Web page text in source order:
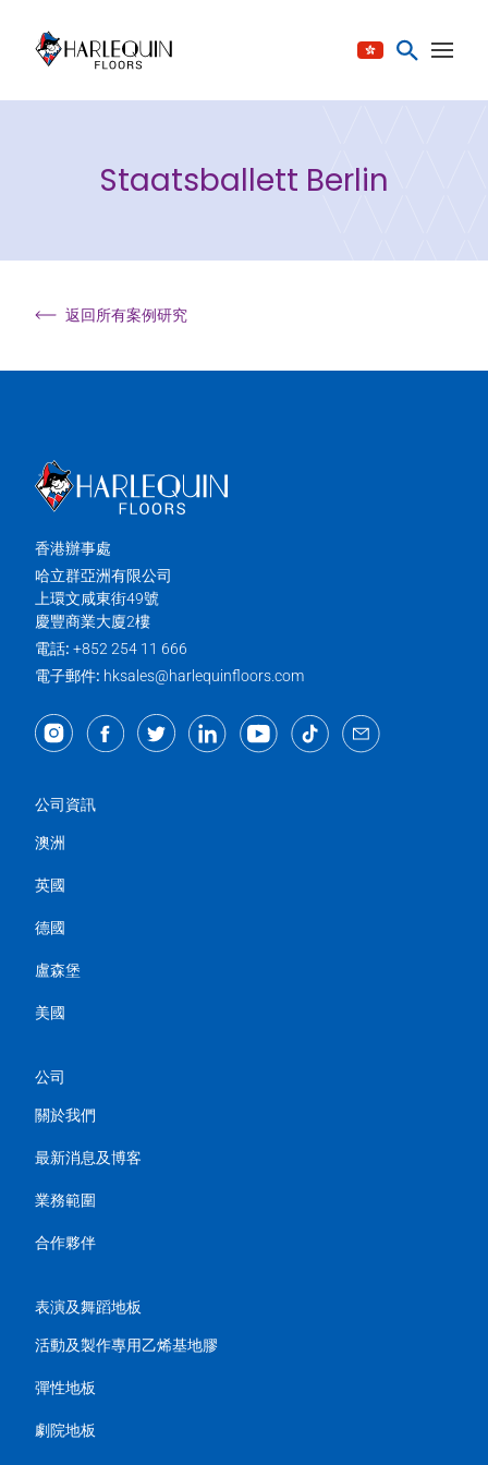
Staatsballett Berlin
返回所有案例研究
香港辦事處
哈立群亞洲有限公司
上環文咸東街49號
慶豐商業大廈2樓
電話: +852 254 11 666
電子郵件: hksales@harlequinfloors.com
公司資訊
澳洲
英國
德國
盧森堡
美國
公司
關於我們
最新消息及博客
業務範圍
合作夥伴
表演及舞蹈地板
活動及製作專用乙烯基地膠
彈性地板
劇院地板